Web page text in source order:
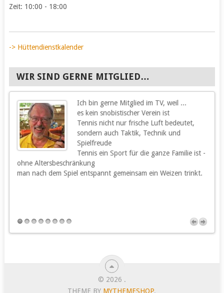
Zeit: 10:00 - 18:00
-> Hüttendienstkalender
WIR SIND GERNE MITGLIED…
Ich bin gerne Mitglied im TV, weil ...
es kein snobistischer Verein ist
Tennis nicht nur frische Luft bedeutet,
sondern auch Taktik, Technik und
Spielfreude
Tennis ein Sport für die ganze Familie ist -
ohne Altersbeschränkung
man nach dem Spiel entspannt gemeinsam ein Weizen trinkt.
© 2026 .
THEME BY MYTHEMESHOP.